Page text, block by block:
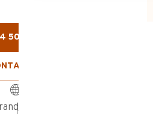
50 02 78
NOUS